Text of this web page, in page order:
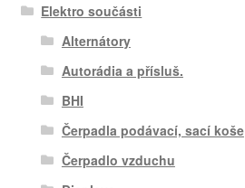
Elektro součásti
Alternátory
Autorádia a přísluš.
BHI
Čerpadla podávací, sací koše
Čerpadlo vzduchu